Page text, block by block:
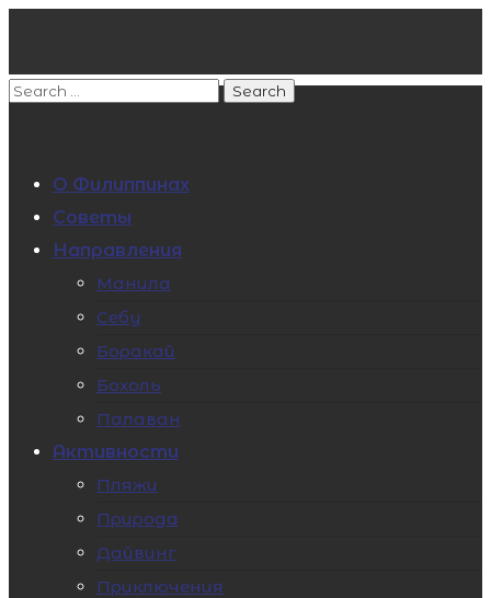
О Филиппинах
Советы
Направления
Манила
Себу
Боракай
Бохоль
Палаван
Активности
Пляжи
Природа
Дайвинг
Приключения